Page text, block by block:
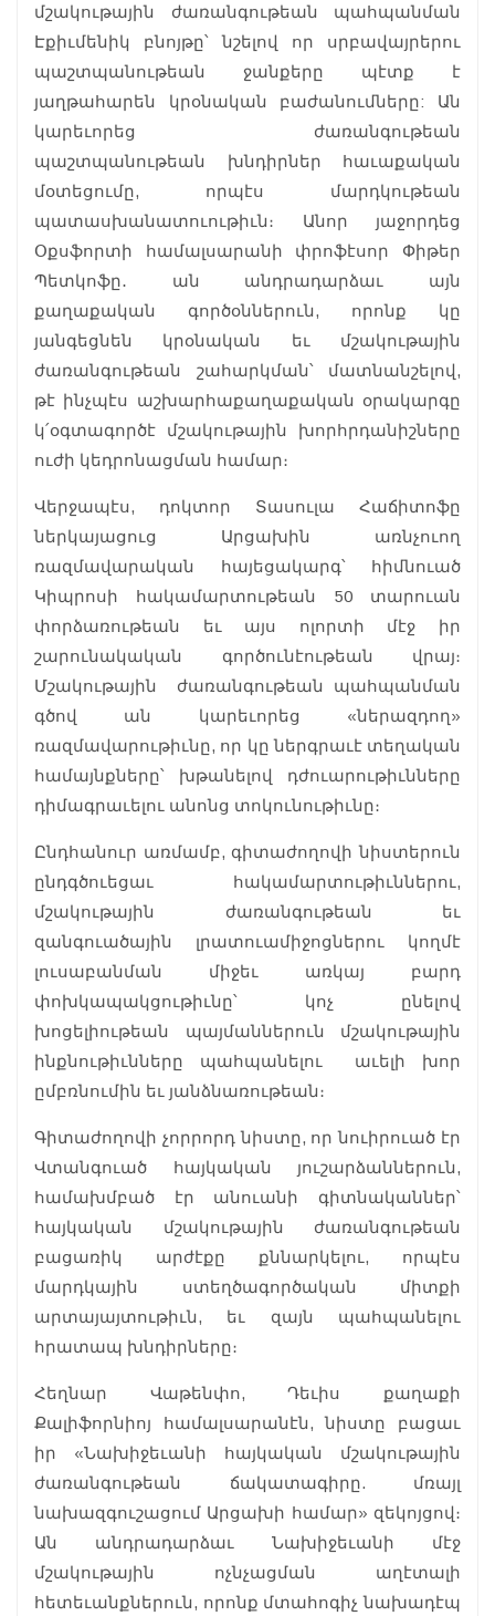
մշակութային ժառանգութեան պահպանման
Էքիւմենիկ բնոյթը՝ նշելով որ սրբավայրերու
պաշտպանութեան ջանքերը պէտք է
յաղթահարեն կրօնական բաժանումները: Ան
կարեւորեց ժառանգութեան
պաշտպանութեան խնդիրներ հաւաքական
մօտեցումը, որպէս մարդկութեան
պատասխանատուութիւն։ Անոր յաջորդեց
Օքսֆորտի համալսարանի փրոֆէսոր Փիթեր
Պետկոֆը․ ան անդրադարձաւ այն
քաղաքական գործօններուն, որոնք կը
յանգեցնեն կրօնական եւ մշակութային
ժառանգութեան շահարկման՝ մատնանշելով,
թէ ինչպէս աշխարհաքաղաքական օրակարգը
կ՛օգտագործէ մշակութային խորհրդանիշները
ուժի կեդրոնացման համար։
Վերջապէս, դոկտոր Տասուլա Հաճիտոֆը
ներկայացուց Արցախին առնչուող
ռազմավարական հայեցակարգ՝ հիմնուած
Կիպրոսի հակամարտութեան 50 տարուան
փորձառութեան եւ այս ոլորտի մէջ իր
շարունակական գործունէութեան վրայ։
Մշակութային ժառանգութեան պահպանման
գծով ան կարեւորեց «ներազդող»
ռազմավարութիւնը, որ կը ներգրաւէ տեղական
համայնքները՝ խթանելով դժուարութիւնները
դիմագրաւելու անոնց տոկունութիւնը։
Ընդհանուր առմամբ, գիտաժողովի նիստերուն
ընդգծուեցաւ հակամարտութիւններու,
մշակութային ժառանգութեան եւ
զանգուածային լրատուամիջոցներու կողմէ
լուսաբանման միջեւ առկայ բարդ
փոխկապակցութիւնը՝ կոչ ընելով
խոցելիութեան պայմաններուն մշակութային
ինքնութիւնները պահպանելու աւելի խոր
ըմբռնումին եւ յանձնառութեան։
Գիտաժողովի չորրորդ նիստը, որ նուիրուած էր
Վտանգուած հայկական յուշարձաններուն,
համախմբած էր անուանի գիտնականներ՝
հայկական մշակութային ժառանգութեան
բացառիկ արժէքը քննարկելու, որպէս
մարդկային ստեղծագործական միտքի
արտայայտութիւն, եւ զայն պահպանելու
հրատապ խնդիրները։
Հեղնար Վաթենփո, Դեւիս քաղաքի
Քալիֆորնիոյ համալսարանէն, նիստը բացաւ
իր «Նախիջեւանի հայկական մշակութային
ժառանգութեան ճակատագիրը. մռայլ
նախազգուշացում Արցախի համար» զեկոյցով։
Ան անդրադարձաւ Նախիջեւանի մէջ
մշակութային ոչնչացման աղէտալի
հետեւանքներուն, որոնք մտահոգիչ նախադէպ